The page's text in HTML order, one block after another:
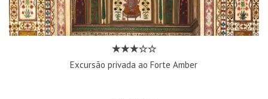
Excursão privada ao Forte Amber